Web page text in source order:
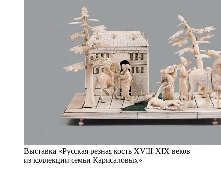
Выставка «Русская резная кость XVIII-XIX веков
из коллекции семьи Карисаловых»